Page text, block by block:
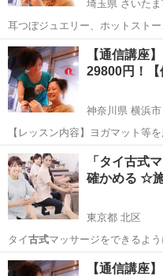
埼玉県 さいたま
耳つぼジュエリー、ホットストー
埼玉 さいたま市 整体
【通信講座
29800円！
神奈川県 横浜市
【レッスン内容】ヨガマット等
す。レッスンは学科と実技を行
ま行います。お客様へ圧をゆっ
と、ヨガの要素を兼ね備えたス
神奈川 横浜市 マッサージ
「タイ古式
確かめる ☆
東京都 北区
タイ古式マッサージをできるよ
東京 北区 マッサージ
【通信講座